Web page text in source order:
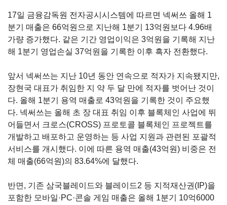
17일 금융감독원 전자공시시스템에 따르면 넥써쓰 올해 1
분기 매출은 66억원으로 지난해 1분기 13억원보다 4.96배
가량 증가했다. 같은 기간 영업이익은 3억원을 기록해 지난
해 1분기 영업손실 37억원을 기록한 이후 흑자 전환했다.
앞서 넥써쓰는 지난 10년 동안 연속으로 적자가 지속됐지만,
장현국 대표가 취임한 지 약 두 달 만에 적자를 벗어난 것이
다. 올해 1분기 용역 매출로 43억원을 기록한 것이 주요했
다. 넥써쓰는 올해 초 장 대표 취임 이후 블록체인 사업에 뛰
어들면서 크로스(CROSS) 프로토콜 블록체인 프로젝트를
개발하고 배포하고 운영하는 등 사업 지원과 관련된 포괄적
서비스를 개시했다. 이에 따른 용역 매출(43억원) 비중은 전
체 매출(66억원)의 83.64%에 달했다.
반면 , 기존 삼국블레이드와 블레이드2 등 지적재산권 (IP)을
포함한 모바일 ·PC·콘솔 게임 매출은 올해 1분기 10억6000